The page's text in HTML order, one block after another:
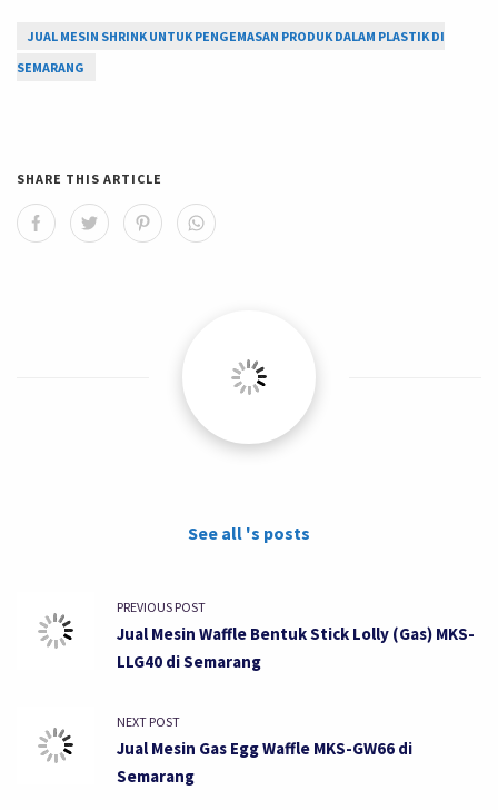
JUAL MESIN SHRINK UNTUK PENGEMASAN PRODUK DALAM PLASTIK DI
SEMARANG
SHARE THIS ARTICLE
See all 's posts
PREVIOUS POST
Jual Mesin Waffle Bentuk Stick Lolly (Gas) MKS-
LLG40 di Semarang
NEXT POST
Jual Mesin Gas Egg Waffle MKS-GW66 di
Semarang